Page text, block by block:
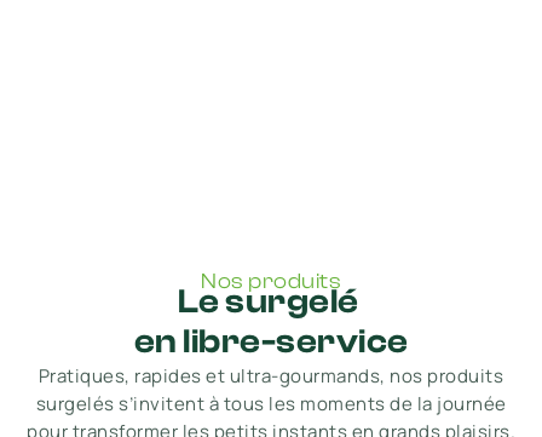
Nos produits
Le surgelé
en libre-service
Pratiques, rapides et ultra-gourmands, nos produits
surgelés s’invitent à tous les moments de la journée
pour transformer les petits instants en grands plaisirs.